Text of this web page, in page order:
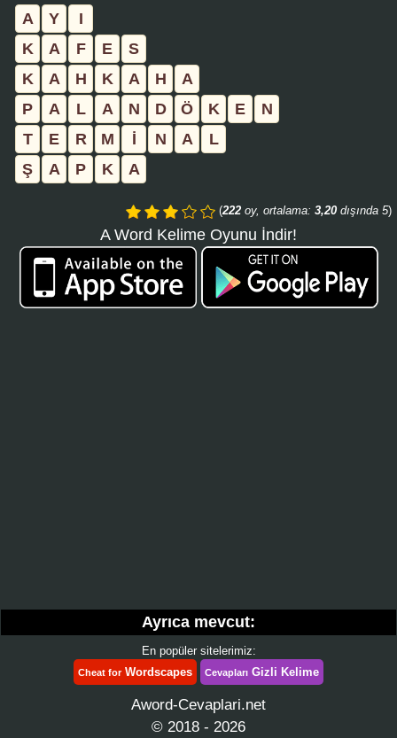
A Y
I
K
A F E
S
K
A H K A H
A
P
A L A N D Ö K E
N
T
E R M İ N A
L
Ş
A P K A
(222 oy, ortalama: 3,20 dışında 5)
A Word Kelime Oyunu İndir!
Ayrıca mevcut:
En popüler sitelerimiz:
Cheat forWordscapes Cevapları Gizli Kelime
Aword-Cevaplari.net
© 2018 - 2026